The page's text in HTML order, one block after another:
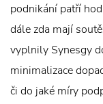
podnikání patří
dále zda mají
vyplnily Synesgy
minimalizace
či do jaké míry